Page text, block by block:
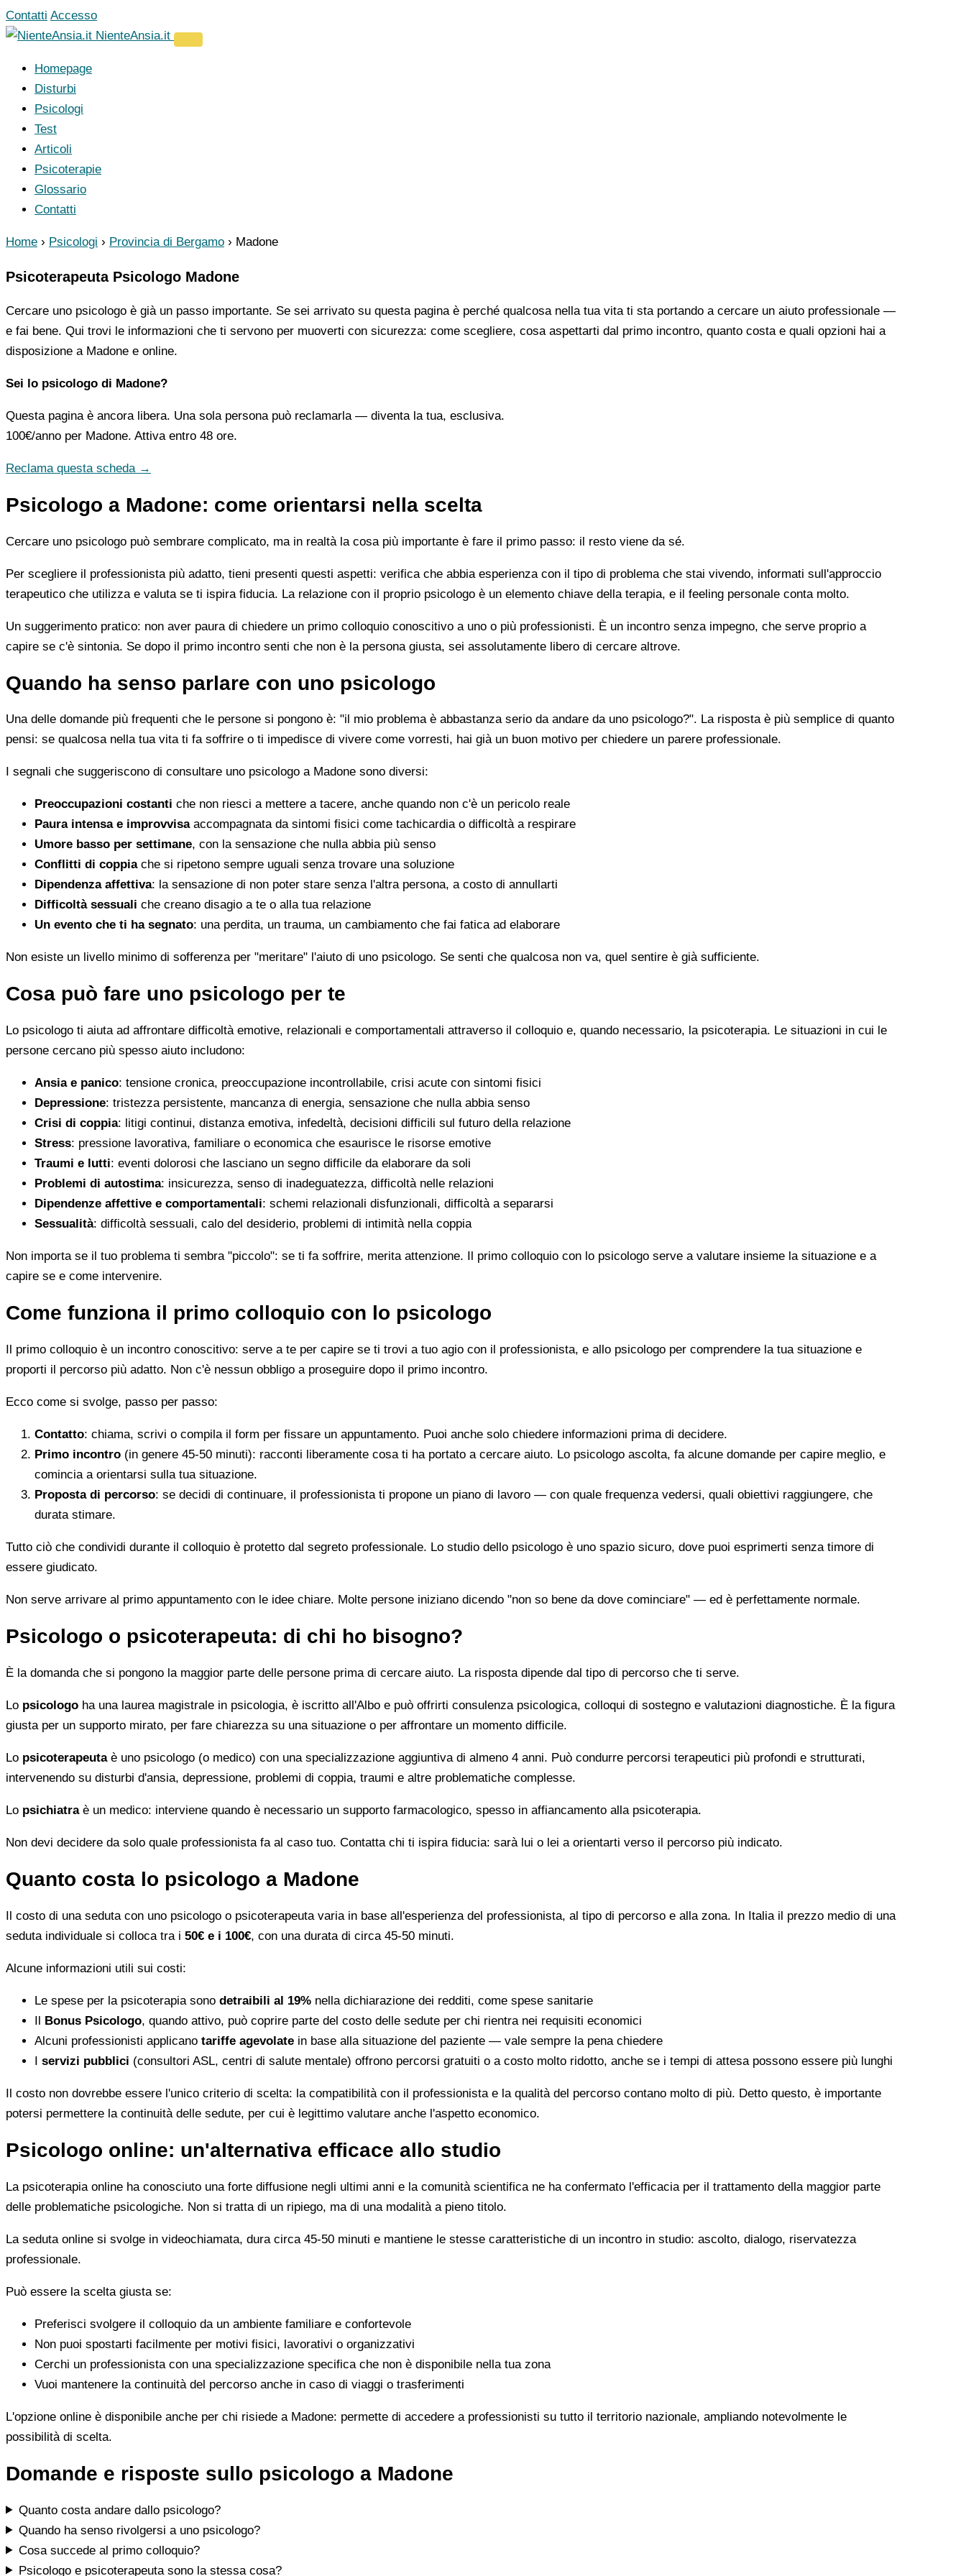
Vai
al
Contatti Accesso
NienteAnsia.it
Homepage
Disturbi
Psicologi
Test
Articoli
Psicoterapie
Glossario
Contatti
Home › Psicologi › Provincia di Bergamo › Madone
Psicoterapeuta Psicologo Madone
Cercare uno psicologo è già un passo importante. Se sei arrivato su questa pagina è perché qualcosa nella tua vita ti sta portando a cercare un aiuto professionale —
e fai bene. Qui trovi le informazioni che ti servono per muoverti con sicurezza: come scegliere, cosa aspettarti dal primo incontro, quanto costa e quali opzioni hai a
disposizione a Madone e online.
Sei lo psicologo di Madone?
Questa pagina è ancora libera. Una sola persona può reclamarla — diventa la tua, esclusiva.
100€/anno per Madone. Attiva entro 48 ore.
Reclama questa scheda →
Psicologo a Madone: come orientarsi nella scelta
Cercare uno psicologo può sembrare complicato, ma in realtà la cosa più importante è fare il primo passo: il resto viene da sé.
Per scegliere il professionista più adatto, tieni presenti questi aspetti: verifica che abbia esperienza con il tipo di problema che stai vivendo, informati sull'approccio
terapeutico che utilizza e valuta se ti ispira fiducia. La relazione con il proprio psicologo è un elemento chiave della terapia, e il feeling personale conta molto.
Un suggerimento pratico: non aver paura di chiedere un primo colloquio conoscitivo a uno o più professionisti. È un incontro senza impegno, che serve proprio a
capire se c'è sintonia. Se dopo il primo incontro senti che non è la persona giusta, sei assolutamente libero di cercare altrove.
Quando ha senso parlare con uno psicologo
Una delle domande più frequenti che le persone si pongono è: "il mio problema è abbastanza serio da andare da uno psicologo?". La risposta è più semplice di quanto
pensi: se qualcosa nella tua vita ti fa soffrire o ti impedisce di vivere come vorresti, hai già un buon motivo per chiedere un parere professionale.
I segnali che suggeriscono di consultare uno psicologo a Madone sono diversi:
Preoccupazioni costanti che non riesci a mettere a tacere, anche quando non c'è un pericolo reale
Paura intensa e improvvisaaccompagnata da sintomi fisici come tachicardia o difficoltà a respirare
Umore basso per settimane, con la sensazione che nulla abbia più senso
Conflitti di coppiache si ripetono sempre uguali senza trovare una soluzione
Dipendenza affettiva: la sensazione di non poter stare senza l'altra persona, a costo di annullarti
Difficoltà sessuali che creano disagio a te o alla tua relazione
Un evento che ti ha segnato: una perdita, un trauma, un cambiamento che fai fatica ad elaborare
Non esiste un livello minimo di sofferenza per "meritare" l'aiuto di uno psicologo. Se senti che qualcosa non va, quel sentire è già sufficiente.
Cosa può fare uno psicologo per te
Lo psicologo ti aiuta ad affrontare difficoltà emotive, relazionali e comportamentali attraverso il colloquio e, quando necessario, la psicoterapia. Le situazioni in cui le
persone cercano più spesso aiuto includono:
Ansia e panico: tensione cronica, preoccupazione incontrollabile, crisi acute con sintomi fisici
Depressione: tristezza persistente, mancanza di energia, sensazione che nulla abbia senso
Crisi di coppia: litigi continui, distanza emotiva, infedeltà, decisioni difficili sul futuro della relazione
Stress: pressione lavorativa, familiare o economica che esaurisce le risorse emotive
Traumi e lutti: eventi dolorosi che lasciano un segno difficile da elaborare da soli
Problemi di autostima: insicurezza, senso di inadeguatezza, difficoltà nelle relazioni
Dipendenze affettive e comportamentali: schemi relazionali disfunzionali, difficoltà a separarsi
Sessualità: difficoltà sessuali, calo del desiderio, problemi di intimità nella coppia
Non importa se il tuo problema ti sembra "piccolo": se ti fa soffrire, merita attenzione. Il primo colloquio con lo psicologo serve a valutare insieme la situazione e a
capire se e come intervenire.
Come funziona il primo colloquio con lo psicologo
Il primo colloquio è un incontro conoscitivo: serve a te per capire se ti trovi a tuo agio con il professionista, e allo psicologo per comprendere la tua situazione e
proporti il percorso più adatto. Non c'è nessun obbligo a proseguire dopo il primo incontro.
Ecco come si svolge, passo per passo:
Contatto: chiama, scrivi o compila il form per fissare un appuntamento. Puoi anche solo chiedere informazioni prima di decidere.
Primo incontro (in genere 45-50 minuti): racconti liberamente cosa ti ha portato a cercare aiuto. Lo psicologo ascolta, fa alcune domande per capire meglio, e
comincia a orientarsi sulla tua situazione.
Proposta di percorso: se decidi di continuare, il professionista ti propone un piano di lavoro — con quale frequenza vedersi, quali obiettivi raggiungere, che
durata stimare.
Tutto ciò che condividi durante il colloquio è protetto dal segreto professionale. Lo studio dello psicologo è uno spazio sicuro, dove puoi esprimerti senza timore di
essere giudicato.
Non serve arrivare al primo appuntamento con le idee chiare. Molte persone iniziano dicendo "non so bene da dove cominciare" — ed è perfettamente normale.
Psicologo o psicoterapeuta: di chi ho bisogno?
È la domanda che si pongono la maggior parte delle persone prima di cercare aiuto. La risposta dipende dal tipo di percorso che ti serve.
Lo psicologo ha una laurea magistrale in psicologia, è iscritto all'Albo e può offrirti consulenza psicologica, colloqui di sostegno e valutazioni diagnostiche. È la figura
giusta per un supporto mirato, per fare chiarezza su una situazione o per affrontare un momento difficile.
Lo psicoterapeutaè uno psicologo (o medico) con una specializzazione aggiuntiva di almeno 4 anni. Può condurre percorsi terapeutici più profondi e strutturati,
intervenendo su disturbi d'ansia, depressione, problemi di coppia, traumi e altre problematiche complesse.
Lo psichiatraè un medico: interviene quando è necessario un supporto farmacologico, spesso in affiancamento alla psicoterapia.
Non devi decidere da solo quale professionista fa al caso tuo. Contatta chi ti ispira fiducia: sarà lui o lei a orientarti verso il percorso più indicato.
Quanto costa lo psicologo a Madone
Il costo di una seduta con uno psicologo o psicoterapeuta varia in base all'esperienza del professionista, al tipo di percorso e alla zona. In Italia il prezzo medio di una
seduta individuale si colloca tra i 50€ e i 100€, con una durata di circa 45-50 minuti.
Alcune informazioni utili sui costi:
Le spese per la psicoterapia sono detraibili al 19% nella dichiarazione dei redditi, come spese sanitarie
Il Bonus Psicologo, quando attivo, può coprire parte del costo delle sedute per chi rientra nei requisiti economici
Alcuni professionisti applicano tariffe agevolate in base alla situazione del paziente — vale sempre la pena chiedere
I servizi pubblici (consultori ASL, centri di salute mentale) offrono percorsi gratuiti o a costo molto ridotto, anche se i tempi di attesa possono essere più lunghi
Il costo non dovrebbe essere l'unico criterio di scelta: la compatibilità con il professionista e la qualità del percorso contano molto di più. Detto questo, è importante
potersi permettere la continuità delle sedute, per cui è legittimo valutare anche l'aspetto economico.
Psicologo online: un'alternativa efficace allo studio
La psicoterapia online ha conosciuto una forte diffusione negli ultimi anni e la comunità scientifica ne ha confermato l'efficacia per il trattamento della maggior parte
delle problematiche psicologiche. Non si tratta di un ripiego, ma di una modalità a pieno titolo.
La seduta online si svolge in videochiamata, dura circa 45-50 minuti e mantiene le stesse caratteristiche di un incontro in studio: ascolto, dialogo, riservatezza
professionale.
Può essere la scelta giusta se:
Preferisci svolgere il colloquio da un ambiente familiare e confortevole
Non puoi spostarti facilmente per motivi fisici, lavorativi o organizzativi
Cerchi un professionista con una specializzazione specifica che non è disponibile nella tua zona
Vuoi mantenere la continuità del percorso anche in caso di viaggi o trasferimenti
L'opzione online è disponibile anche per chi risiede a Madone: permette di accedere a professionisti su tutto il territorio nazionale, ampliando notevolmente le
possibilità di scelta.
Domande e risposte sullo psicologo a Madone
Quanto costa andare dallo psicologo?
Quando ha senso rivolgersi a uno psicologo?
Cosa succede al primo colloquio?
Psicologo e psicoterapeuta sono la stessa cosa?